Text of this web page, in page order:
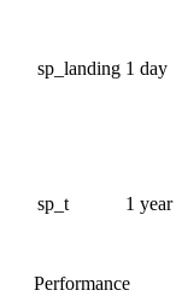
sp_landing 1 day
sp_t 1 year
Performance